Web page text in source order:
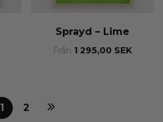
Sprayd – Lime
Från 1 295,00 SEK
1 2